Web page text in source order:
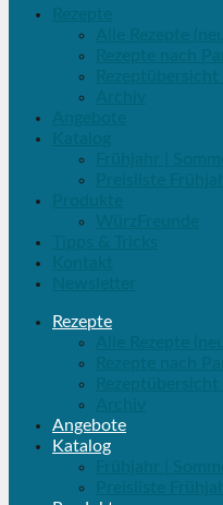
Rezepte
Angebote
Katalog